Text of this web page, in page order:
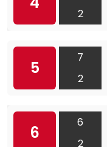
2
5
7
2
6
6
2